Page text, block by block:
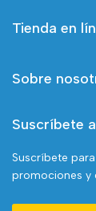
Tienda en
Sobre
Suscríbete
Suscríbete
promociones y